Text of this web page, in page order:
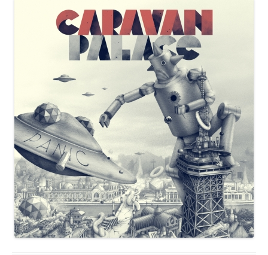
Nous contacter